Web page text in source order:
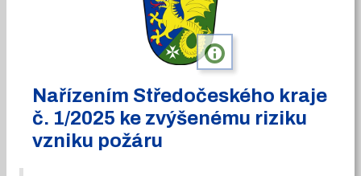
info
Nařízením Středočeského kraje
č. 1/2025 ke zvýšenému riziku
vzniku požáru